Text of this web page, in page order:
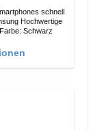
schnell
Farbe: Schwarz